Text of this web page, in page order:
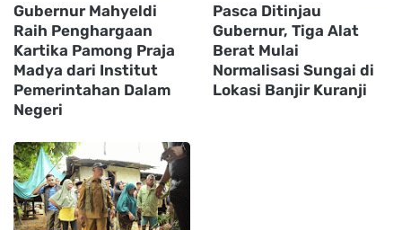
Gubernur Mahyeldi
Raih Penghargaan
Kartika Pamong Praja
Madya dari Institut
Pemerintahan Dalam
Negeri
Pasca Ditinjau
Gubernur, Tiga Alat
Berat Mulai
Normalisasi Sungai di
Lokasi Banjir Kuranji